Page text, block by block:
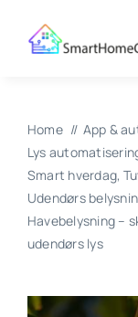
Home App &
Lys
Smart hverdag
Udendørs
Havebelysning –
udendørs lys